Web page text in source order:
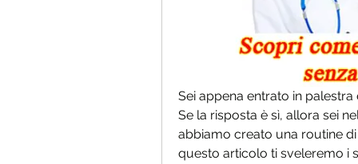
Sei appena entrato in
Se la risposta è sì, allora sei
abbiamo creato una routine
questo articolo ti sveleremo i